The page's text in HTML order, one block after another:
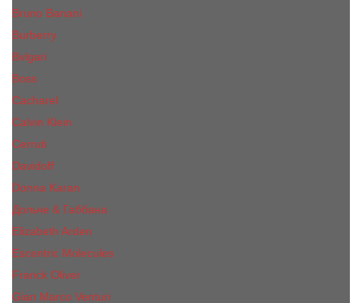
Bruno Banani
Burberry
Bvlgari
Boss
Cacharel
Calvin Klein
Cerruti
Davidoff
Donna Karan
Дольче & Габбана
Elizabeth Arden
Escentric Molecules
Franck Oliver
Gian Marco Venturi